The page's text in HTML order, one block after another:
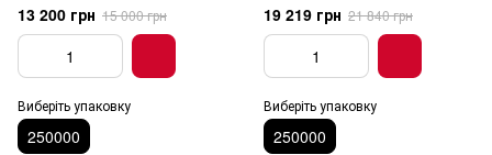
13 200 грн 15 000 грн
Виберіть упаковку
250000
19 219 грн 21 840 грн
Виберіть упаковку
250000